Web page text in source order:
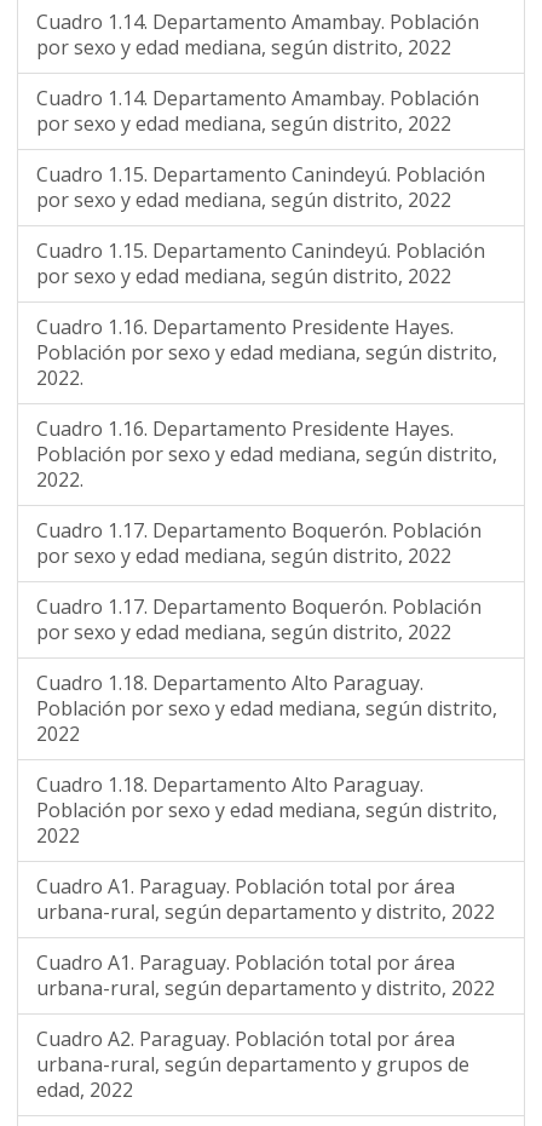
Cuadro 1.14. Departamento Amambay. Población
por sexo y edad mediana, según distrito, 2022
Cuadro 1.14. Departamento Amambay. Población
por sexo y edad mediana, según distrito, 2022
Cuadro 1.15. Departamento Canindeyú. Población
por sexo y edad mediana, según distrito, 2022
Cuadro 1.15. Departamento Canindeyú. Población
por sexo y edad mediana, según distrito, 2022
Cuadro 1.16. Departamento Presidente Hayes.
Población por sexo y edad mediana, según distrito,
2022.
Cuadro 1.16. Departamento Presidente Hayes.
Población por sexo y edad mediana, según distrito,
2022.
Cuadro 1.17. Departamento Boquerón. Población
por sexo y edad mediana, según distrito, 2022
Cuadro 1.17. Departamento Boquerón. Población
por sexo y edad mediana, según distrito, 2022
Cuadro 1.18. Departamento Alto Paraguay.
Población por sexo y edad mediana, según distrito,
2022
Cuadro 1.18. Departamento Alto Paraguay.
Población por sexo y edad mediana, según distrito,
2022
Cuadro A1. Paraguay. Población total por área
urbana-rural, según departamento y distrito, 2022
Cuadro A1. Paraguay. Población total por área
urbana-rural, según departamento y distrito, 2022
Cuadro A2. Paraguay. Población total por área
urbana-rural, según departamento y grupos de
edad, 2022